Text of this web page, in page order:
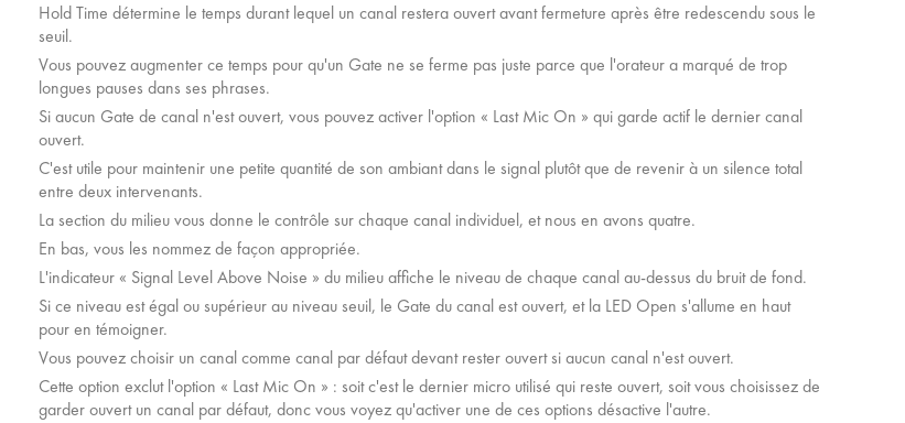
Hold Time détermine le temps durant lequel un canal restera ouvert avant fermeture après être redescendu sous le
seuil.
Vous pouvez augmenter ce temps pour qu'un Gate ne se ferme pas juste parce que l'orateur a marqué de trop
longues pauses dans ses phrases.
Si aucun Gate de canal n'est ouvert, vous pouvez activer l'option « Last Mic On » qui garde actif le dernier canal
ouvert.
C'est utile pour maintenir une petite quantité de son ambiant dans le signal plutôt que de revenir à un silence total
entre deux intervenants.
La section du milieu vous donne le contrôle sur chaque canal individuel, et nous en avons quatre.
En bas, vous les nommez de façon appropriée.
L'indicateur « Signal Level Above Noise » du milieu affiche le niveau de chaque canal au-dessus du bruit de fond.
Si ce niveau est égal ou supérieur au niveau seuil, le Gate du canal est ouvert, et la LED Open s'allume en haut
pour en témoigner.
Vous pouvez choisir un canal comme canal par défaut devant rester ouvert si aucun canal n'est ouvert.
Cette option exclut l'option « Last Mic On » : soit c'est le dernier micro utilisé qui reste ouvert, soit vous choisissez de
garder ouvert un canal par défaut, donc vous voyez qu'activer une de ces options désactive l'autre.